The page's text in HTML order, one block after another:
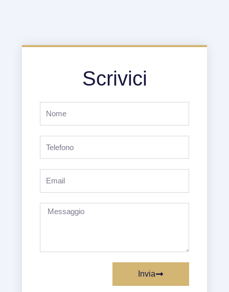
Scrivici
Messaggio
Invia